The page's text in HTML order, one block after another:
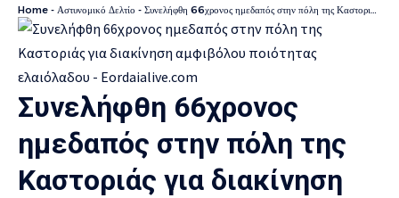
Home - Αστυνομικό Δελτίο - Συνελήφθη 66χρονος ημεδαπός στην πόλη της Καστοριάς για διακίνηση αμφιβόλου ποιότητας ελαιόλαδου
Συνελήφθη 66χρονος
ημεδαπός στην πόλη της
Καστοριάς για διακίνηση